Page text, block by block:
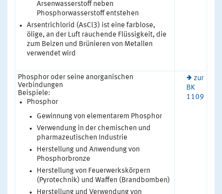
Arsenwasserstoff neben
Phosphorwasserstoff entstehen
Arsentrichlorid (AsCl3) ist eine farblose,
ölige, an der Luft rauchende Flüssigkeit, die
zum Beizen und Brünieren von Metallen
verwendet wird
Phosphor oder seine anorganischen
Verbindungen
Beispiele:
Phosphor
Gewinnung von elementarem Phosphor
Verwendung in der chemischen und
pharmazeutischen Industrie
Herstellung und Anwendung von
Phosphorbronze
Herstellung von Feuerwerkskörpern
(Pyrotechnik) und Waffen (Brandbomben)
Herstellung und Verwendung von
zur
BK
1109